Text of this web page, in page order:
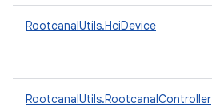
RootcanalUtils.HciDevice
RootcanalUtils.RootcanalController